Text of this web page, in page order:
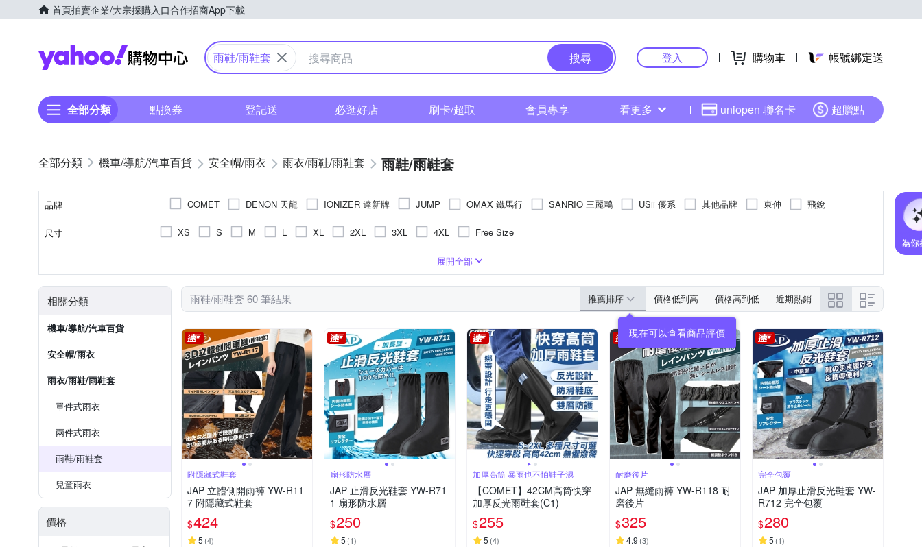
首頁拍賣企業/大宗採購入口合作招商App下載
Yahoo購物中心
雨鞋/雨鞋套 搜尋 登入 購物車 帳號綁定送
全部分類 點換券 登記送 必逛好店 刷卡/超取 會員專享 看更多 uniopen 聯名卡 超贈點
機車/導航/汽車百貨 安全帽/雨衣 雨衣/雨鞋/雨鞋套 雨鞋/雨鞋套
品牌 COMET DENON 天龍 IONIZER 達新牌 JUMP OMAX 鐵馬行 SANRIO 三麗鷗 USii 優系 其他品牌 東伸 飛銳
尺寸 XS S M L XL 2XL 3XL 4XL Free Size
展開全部
相關分類
機車/導航/汽車百貨
安全帽/雨衣
雨衣/雨鞋/雨鞋套
單件式雨衣
兩件式雨衣
雨鞋/雨鞋套
兒童雨衣
價格
雨鞋/雨鞋套 60 筆結果 推薦排序 價格低到高 價格高到低 近期熱銷
附隱藏式鞋套
JAP 立體側開雨褲 YW-R11
7 附隱藏式鞋套
$424
5 (4)
扇形防水層
JAP 止滑反光鞋套 YW-R71
1 扇形防水層
$250
5 (1)
加厚高筒 暴雨也不怕鞋子濕
【COMET】42CM高筒快穿
加厚反光雨鞋套(C1)
$255
5 (4)
耐磨後片
JAP 無縫雨褲 YW-R118 耐
磨後片
$325
4.9 (3)
完全包覆
JAP 加厚止滑反光鞋套 YW-
R712 完全包覆
$280
5 (1)